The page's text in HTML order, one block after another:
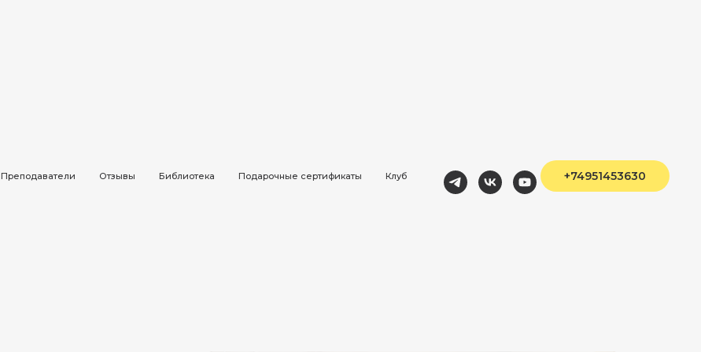
Преподаватели Отзывы Библиотека Подарочные сертификаты Клуб +74951453630